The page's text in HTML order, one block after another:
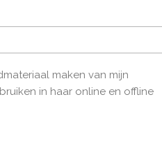
maken van mijn
in haar online en offline